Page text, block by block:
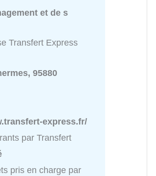
et de s
Transfert Express
95880
express.fr/
par Transfert
pris en charge par